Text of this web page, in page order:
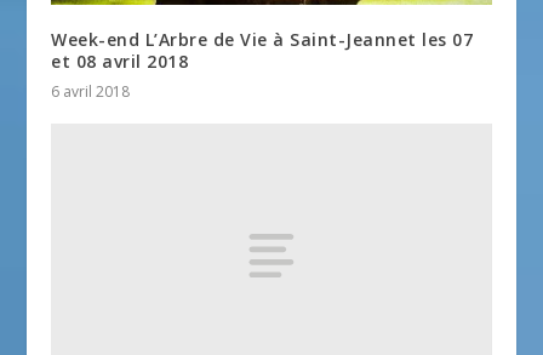
Week-end L’Arbre de Vie à Saint-Jeannet les 07
et 08 avril 2018
6 avril 2018